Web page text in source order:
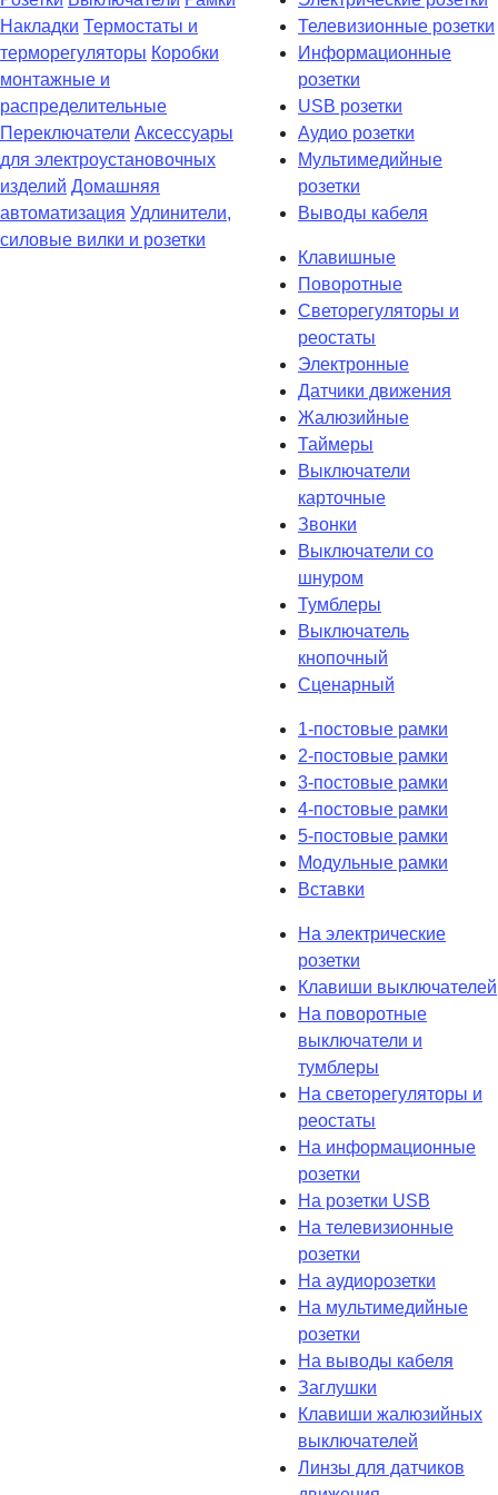
Накладки Термостаты и
терморегуляторы Коробки
монтажные и
распределительные
Переключатели Аксессуары
для электроустановочных
изделий Домашняя
автоматизация Удлинители,
силовые вилки и розетки
Телевизионные розетки
Информационные
розетки
USB розетки
Аудио розетки
Мультимедийные
розетки
Выводы кабеля
Клавишные
Поворотные
Светорегуляторы и
реостаты
Электронные
Датчики движения
Жалюзийные
Таймеры
Выключатели
карточные
Звонки
Выключатели со
шнуром
Тумблеры
Выключатель
кнопочный
Сценарный
1-постовые рамки
2-постовые рамки
3-постовые рамки
4-постовые рамки
5-постовые рамки
Модульные рамки
Вставки
На электрические
розетки
Клавиши выключателей
На поворотные
выключатели и
тумблеры
На светорегуляторы и
реостаты
На информационные
розетки
На розетки USB
На телевизионные
розетки
На аудиорозетки
На мультимедийные
розетки
На выводы кабеля
Заглушки
Клавиши жалюзийных
выключателей
Линзы для датчиков